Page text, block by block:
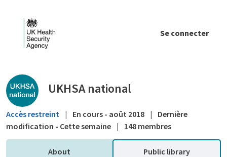
Se connecter
Public library - UKHSA national
UKHSA national
Accès restreint | En cours - août 2018 |
Dernière
modification - Cette semaine | 148 membres
About Public library